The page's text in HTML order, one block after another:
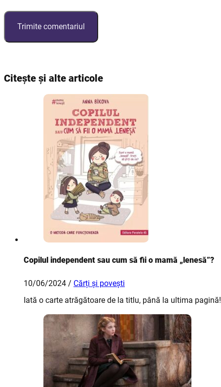
Citește și alte articole
Copilul independent sau cum să fii o mamă „lenesă”?
10/06/2024 / Cărți și povești
Iată o carte atrăgătoare de la titlu, până la ultima